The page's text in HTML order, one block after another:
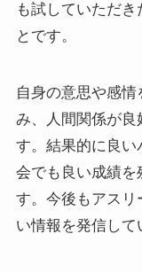
も試していただ
とです。
自身の意思や感
み、人間関係が良
す。結果的に良い
会でも良い成績
す。今後もアスリ
い情報を発信して